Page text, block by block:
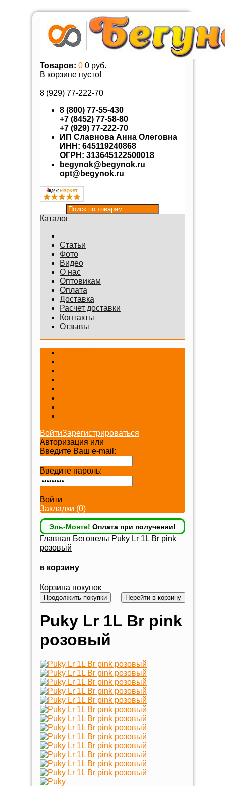
Товаров: 0 0 руб.
В корзине пусто!
8 (929) 77-222-70
8 (800) 77-55-430
+7 (8452) 77-58-80
+7 (929) 77-222-70
ИП Славнова Анна Олеговна
ИНН: 645119240868
ОГРН: 313645122500018
begynok@begynok.ru
opt@begynok.ru
Каталог
Статьи
Фото
Видео
О нас
Оптовикам
Оплата
Доставка
Расчет доставки
Контакты
Отзывы
ВойтиЗарегистрироваться
Авторизация или
Введите Ваш e-mail:
Введите пароль:
Войти
Закладки (0)
Эль-Монте! Оплата при получении!
Главная Беговелы Puky Lr 1L Br pink
розовый
в корзину
Корзина покупок
Перейти в корзину
Продолжить покупки
Puky Lr 1L Br pink
розовый